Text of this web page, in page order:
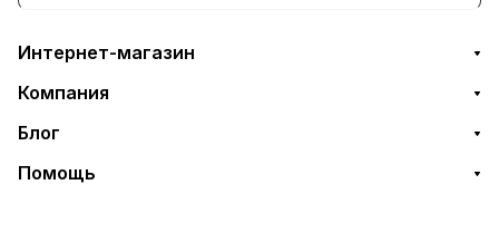
Интернет-магазин
Компания
Блог
Помощь